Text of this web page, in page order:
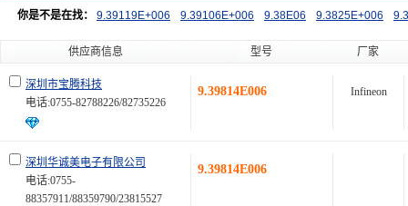
你是不是在找： 9.39119E+006 9.39106E+006 9.38E06 9.3825E+006
供应商信息 型号 厂家
深圳市宝腾科技
电话:0755-82788226/82735226
9.39814E006 Infineon
深圳华诚美电子有限公司
电话:0755-
88357911/88359790/23815527
9.39814E006